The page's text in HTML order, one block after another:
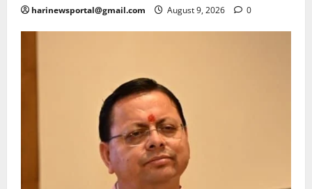
harinewsportal@gmail.com August 9, 2026 0